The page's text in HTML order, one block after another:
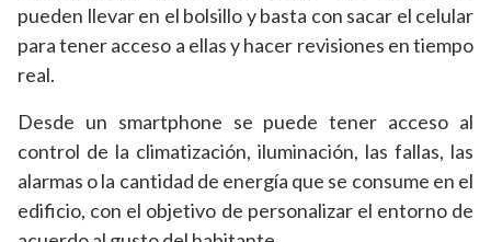
pueden llevar en el bolsillo y basta con sacar el celular
para tener acceso a ellas y hacer revisiones en tiempo
real.
Desde un smartphone se puede tener acceso al
control de la climatización, iluminación, las fallas, las
alarmas o la cantidad de energía que se consume en el
edificio, con el objetivo de personalizar el entorno de